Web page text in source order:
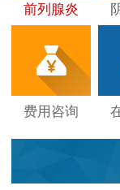
前列腺炎
费用咨询